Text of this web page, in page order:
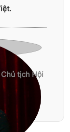
tịch Hội